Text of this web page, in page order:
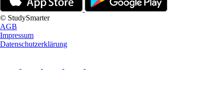
© StudySmarter
AGB
Impressum
Datenschutzerklärung